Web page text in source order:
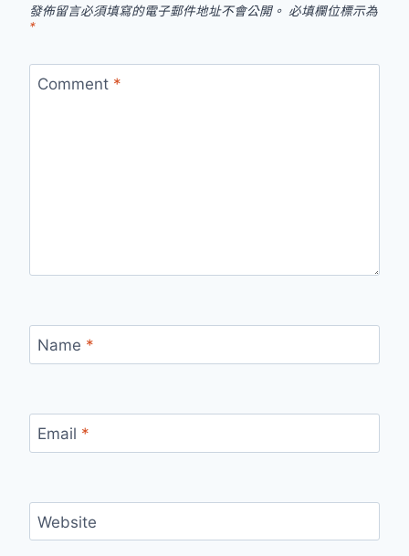
發佈留言必須填寫的電子郵件地址不會公開。 必填欄位標示為
*
Comment *
Name *
Email *
Website